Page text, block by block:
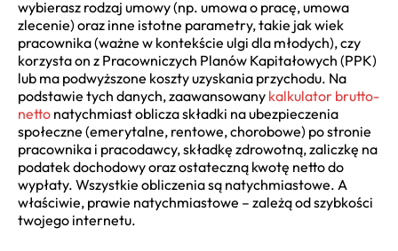
wybierasz rodzaj umowy (np. umowa o pracę, umowa
zlecenie) oraz inne istotne parametry, takie jak wiek
pracownika (ważne w kontekście ulgi dla młodych), czy
korzysta on z Pracowniczych Planów Kapitałowych (PPK)
lub ma podwyższone koszty uzyskania przychodu. Na
podstawie tych danych, zaawansowany kalkulator brutto-
netto natychmiast oblicza składki na ubezpieczenia
społeczne (emerytalne, rentowe, chorobowe) po stronie
pracownika i pracodawcy, składkę zdrowotną, zaliczkę na
podatek dochodowy oraz ostateczną kwotę netto do
wypłaty. Wszystkie obliczenia są natychmiastowe. A
właściwie, prawie natychmiastowe – zależą od szybkości
twojego internetu.